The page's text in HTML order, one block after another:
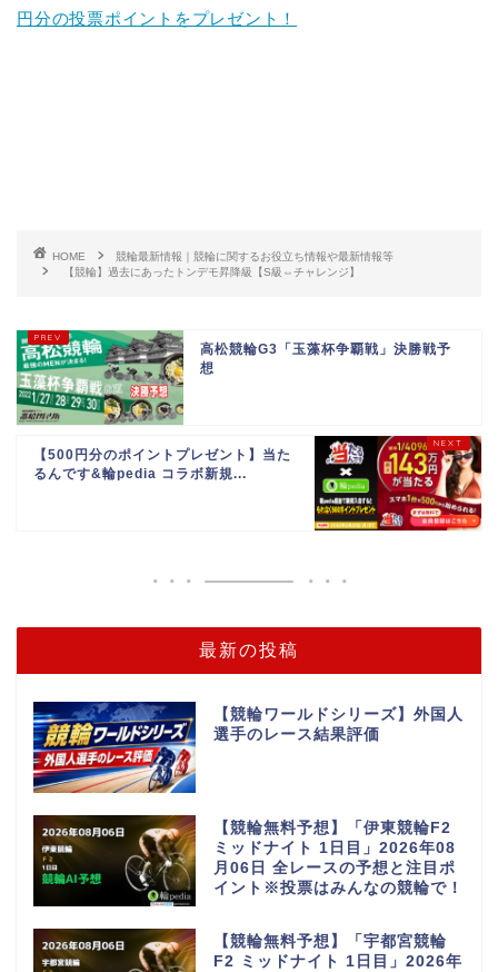
円分の投票ポイントをプレゼント！
HOME
競輪最新情報｜競輪に関するお役立ち情報や最新情報等
【競輪】過去にあったトンデモ昇降級【S級⇔チャレンジ】
高松競輪G3「玉藻杯争覇戦」決勝戦予
想
【500円分のポイントプレゼント】当た
るんです&輪pedia コラボ新規...
最新の投稿
【競輪ワールドシリーズ】外国人
選手のレース結果評価
【競輪無料予想】「伊東競輪F2
ミッドナイト 1日目」2026年08
月06日 全レースの予想と注目ポ
イント※投票はみんなの競輪で！
【競輪無料予想】「宇都宮競輪
F2 ミッドナイト 1日目」2026年